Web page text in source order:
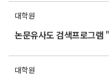
대학원
대학원